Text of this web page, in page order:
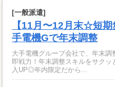
[一般派遣]
【11月〜12月末☆短
手電機Gで年末調整
大手電機グループ会社で、年末
即戦力！年末調整スキルをサク
入UP◎年内限定だから...